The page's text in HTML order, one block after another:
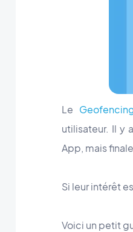
Le
utilisateur. Il y
App, mais
Si leur intérêt
Voici un petit